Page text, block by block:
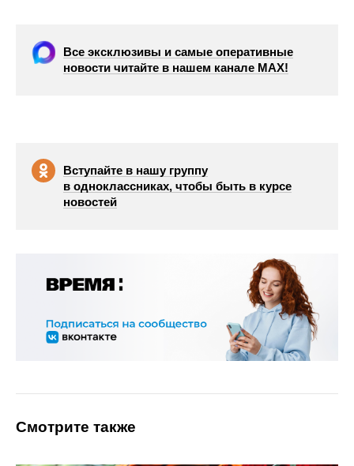
Все эксклюзивы и самые оперативные
новости читайте в нашем канале МАХ!
Вступайте в нашу группу
в одноклассниках, чтобы быть в курсе
новостей
Смотрите также